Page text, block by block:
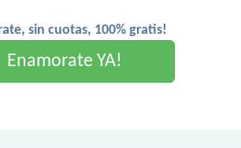
sin cuotas, 100% gratis!
Enamorate YA!